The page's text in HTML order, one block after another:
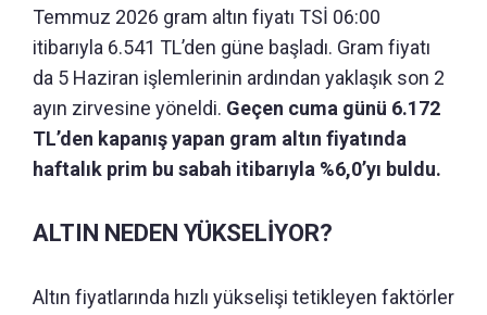
Temmuz 2026 gram altın fiyatı TSİ 06:00
itibarıyla 6.541 TL’den güne başladı. Gram fiyatı
da 5 Haziran işlemlerinin ardından yaklaşık son 2
ayın zirvesine yöneldi. Geçen cuma günü 6.172
TL’den kapanış yapan gram altın fiyatında
haftalık prim bu sabah itibarıyla %6,0’yı buldu.
ALTIN NEDEN YÜKSELİYOR?
Altın fiyatlarında hızlı yükselişi tetikleyen faktörler